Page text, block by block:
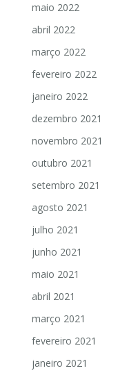
maio 2022
abril 2022
março 2022
fevereiro 2022
janeiro 2022
dezembro 2021
novembro 2021
outubro 2021
setembro 2021
agosto 2021
julho 2021
junho 2021
maio 2021
abril 2021
março 2021
fevereiro 2021
janeiro 2021